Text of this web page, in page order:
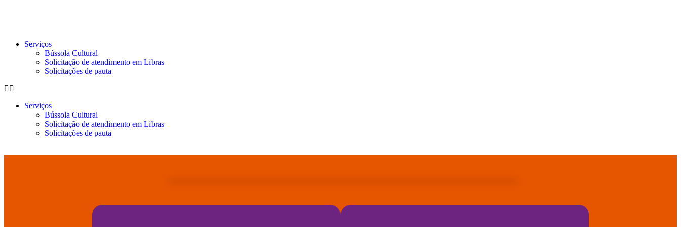
Serviços
Bússola Cultural
Solicitação de atendimento em Libras
Solicitações de pauta
Serviços
Bússola Cultural
Solicitação de atendimento em Libras
Solicitações de pauta